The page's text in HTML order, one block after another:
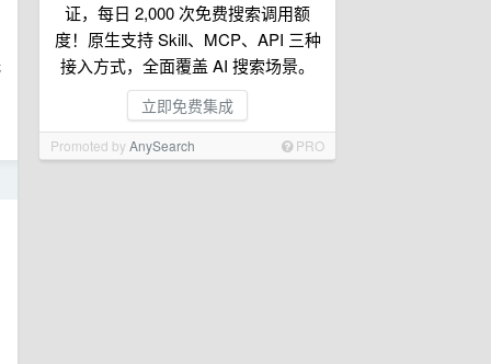
证，每日 2,000 次免费搜索调用额
度！原生支持 Skill、MCP、API 三种
接入方式，全面覆盖 AI 搜索场景。
立即免费集成
Promoted byAnySearch PRO